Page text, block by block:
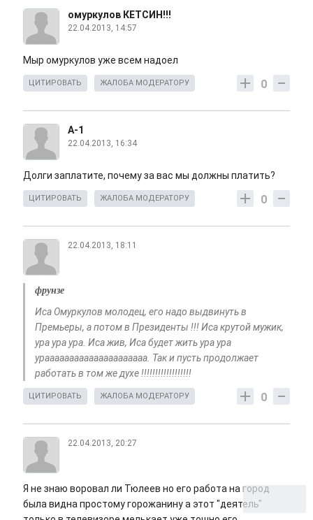
омуркулов КЕТСИН!!!
22.04.2013, 14:57
Мыр омуркулов уже всем надоел
0
ЦИТИРОВАТЬ ЖАЛОБА МОДЕРАТОРУ
А-1
22.04.2013, 16:34
Долги заплатите, почему за вас мы должны платить?
0
ЦИТИРОВАТЬ ЖАЛОБА МОДЕРАТОРУ
22.04.2013, 18:11
фрунзе
Иса Омуркулов молодец, его надо выдвинуть в
Премьеры, а потом в Президенты !!! Иса крутой мужик,
ура ура ура. Иса жив, Иса будет жить ура ура
урааааааааааааааааааааа. Так и пусть продолжает
работать в том же духе !!!!!!!!!!!!!!!!!!
0
ЦИТИРОВАТЬ ЖАЛОБА МОДЕРАТОРУ
22.04.2013, 20:27
Я не знаю воровал ли Тюлеев но его работа на город
была видна простому горожанину а этот "деятель"